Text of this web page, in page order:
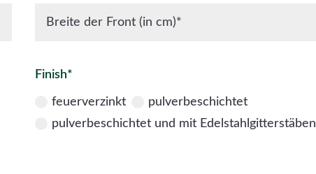
Finish*
feuerverzinkt
pulverbeschichtet
pulverbeschichtet und mit Edelstahlgitterstäben